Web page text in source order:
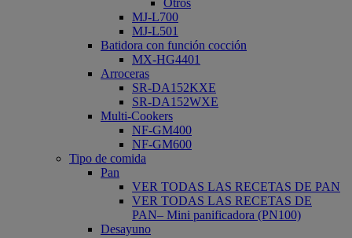
Otros
MJ-L700
MJ-L501
Batidora con función cocción
MX-HG4401
Arroceras
SR-DA152KXE
SR-DA152WXE
Multi-Cookers
NF-GM400
NF-GM600
Tipo de comida
Pan
VER TODAS LAS RECETAS DE PAN
VER TODAS LAS RECETAS DE
PAN– Mini panificadora (PN100)
Desayuno